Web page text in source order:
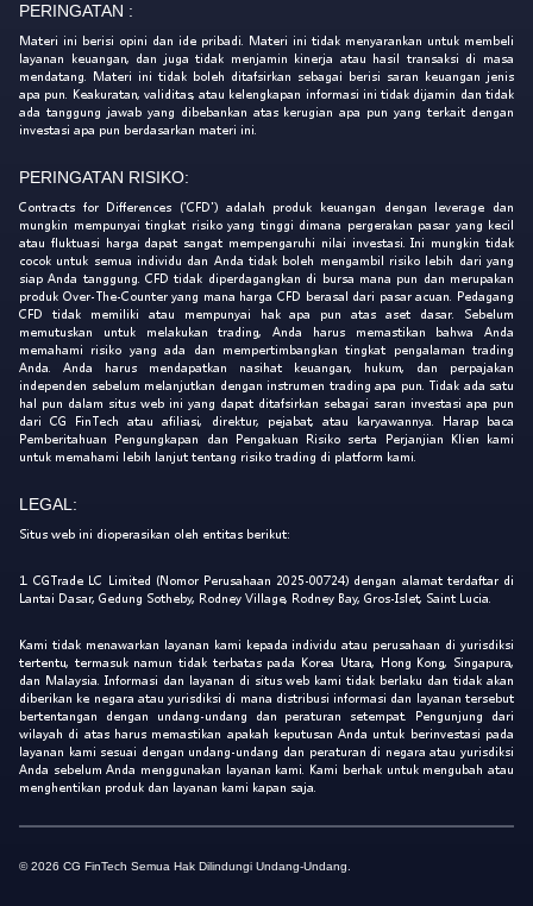
PERINGATAN :
Materi ini berisi opini dan ide pribadi. Materi ini tidak menyarankan untuk membeli
layanan keuangan, dan juga tidak menjamin kinerja atau hasil transaksi di masa
mendatang. Materi ini tidak boleh ditafsirkan sebagai berisi saran keuangan jenis
apa pun. Keakuratan, validitas, atau kelengkapan informasi ini tidak dijamin dan tidak
ada tanggung jawab yang dibebankan atas kerugian apa pun yang terkait dengan
investasi apa pun berdasarkan materi ini.
PERINGATAN RISIKO:
Contracts for Differences ('CFD') adalah produk keuangan dengan leverage dan
mungkin mempunyai tingkat risiko yang tinggi dimana pergerakan pasar yang kecil
atau fluktuasi harga dapat sangat mempengaruhi nilai investasi. Ini mungkin tidak
cocok untuk semua individu dan Anda tidak boleh mengambil risiko lebih dari yang
siap Anda tanggung. CFD tidak diperdagangkan di bursa mana pun dan merupakan
produk Over-The-Counter yang mana harga CFD berasal dari pasar acuan. Pedagang
CFD tidak memiliki atau mempunyai hak apa pun atas aset dasar. Sebelum
memutuskan untuk melakukan trading, Anda harus memastikan bahwa Anda
memahami risiko yang ada dan mempertimbangkan tingkat pengalaman trading
Anda. Anda harus mendapatkan nasihat keuangan, hukum, dan perpajakan
independen sebelum melanjutkan dengan instrumen trading apa pun. Tidak ada satu
hal pun dalam situs web ini yang dapat ditafsirkan sebagai saran investasi apa pun
dari CG FinTech atau afiliasi, direktur, pejabat, atau karyawannya. Harap baca
Pemberitahuan Pengungkapan dan Pengakuan Risiko serta Perjanjian Klien kami
untuk memahami lebih lanjut tentang risiko trading di platform kami.
LEGAL:
Situs web ini dioperasikan oleh entitas berikut:
1. CGTrade LC Limited (Nomor Perusahaan 2025-00724) dengan alamat terdaftar di
Lantai Dasar, Gedung Sotheby, Rodney Village, Rodney Bay, Gros-Islet, Saint Lucia.
Kami tidak menawarkan layanan kami kepada individu atau perusahaan di yurisdiksi
tertentu, termasuk namun tidak terbatas pada Korea Utara, Hong Kong, Singapura,
dan Malaysia. Informasi dan layanan di situs web kami tidak berlaku dan tidak akan
diberikan ke negara atau yurisdiksi di mana distribusi informasi dan layanan tersebut
bertentangan dengan undang-undang dan peraturan setempat. Pengunjung dari
wilayah di atas harus memastikan apakah keputusan Anda untuk berinvestasi pada
layanan kami sesuai dengan undang-undang dan peraturan di negara atau yurisdiksi
Anda sebelum Anda menggunakan layanan kami. Kami berhak untuk mengubah atau
menghentikan produk dan layanan kami kapan saja.
© 2026 CG FinTech Semua Hak Dilindungi Undang-Undang.